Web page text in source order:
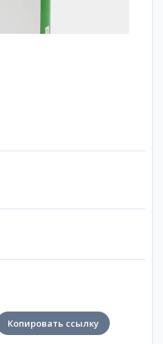
Копировать ссылку